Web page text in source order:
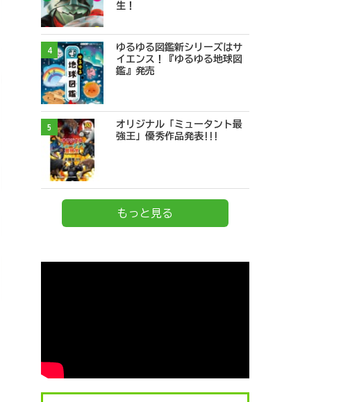
生！
4
ゆるゆる図鑑新シリーズはサ
イエンス！『ゆるゆる地球図
鑑』発売
5
オリジナル「ミュータント最
強王」優秀作品発表!!!
もっと見る